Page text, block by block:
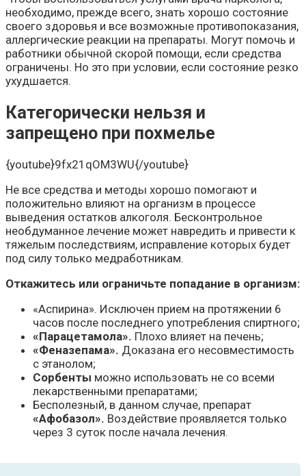
необходимо, прежде всего, знать хорошо состояние
своего здоровья и все возможные противопоказания,
аллергические реакции на препараты. Могут помочь и
работники обычной скорой помощи, если средства
ограничены. Но это при условии, если состояние резко
ухудшается.
Категорически нельзя и
запрещено при похмелье
{youtube}9fx21qOM3WU{/youtube}
Не все средства и методы хорошо помогают и
положительно влияют на организм в процессе
выведения остатков алкоголя. Бесконтрольное
необдуманное лечение может навредить и привести к
тяжелым последствиям, исправление которых будет
под силу только медработникам.
Откажитесь или ограничьте попадание в организм:
«Аспирина». Исключен прием на протяжении 6
часов после последнего употребления спиртного;
«Парацетамола». Плохо влияет на печень;
«Феназепама». Доказана его несовместимость
с этанолом;
Сорбенты можно использовать не со всеми
лекарственными препаратами;
Бесполезный, в данном случае, препарат
«Афобазол». Воздействие проявляется только
через 3 суток после начала лечения.